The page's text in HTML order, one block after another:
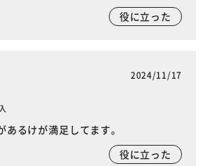
役に立った
2024/11/17
るけが満足してます。
役に立った